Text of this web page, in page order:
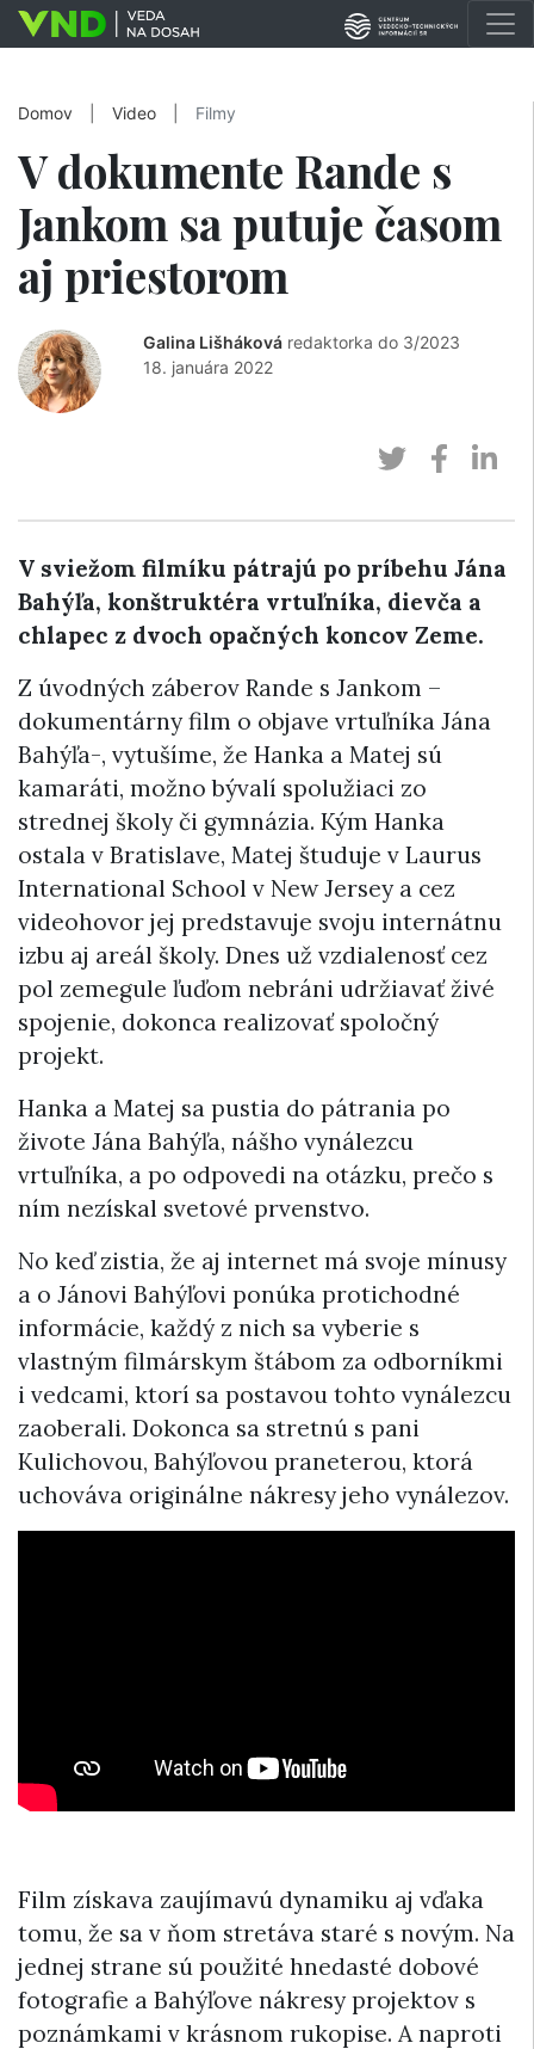
Domov Video Filmy
V dokumente Rande s
Jankom sa putuje časom
aj priestorom
Galina Lišháková redaktorka do 3/2023
18. januára 2022
V sviežom filmíku pátrajú po príbehu Jána
Bahýľa, konštruktéra vrtuľníka, dievča a
chlapec z dvoch opačných koncov Zeme.
Z úvodných záberov Rande s Jankom –
dokumentárny film o objave vrtuľníka Jána
Bahýľa-, vytušíme, že Hanka a Matej sú
kamaráti, možno bývalí spolužiaci zo
strednej školy či gymnázia. Kým Hanka
ostala v Bratislave, Matej študuje v Laurus
International School v New Jersey a cez
videohovor jej predstavuje svoju internátnu
izbu aj areál školy. Dnes už vzdialenosť cez
pol zemegule ľuďom nebráni udržiavať živé
spojenie, dokonca realizovať spoločný
projekt.
Hanka a Matej sa pustia do pátrania po
živote Jána Bahýľa, nášho vynálezcu
vrtuľníka, a po odpovedi na otázku, prečo s
ním nezískal svetové prvenstvo.
No keď zistia, že aj internet má svoje mínusy
a o Jánovi Bahýľovi ponúka protichodné
informácie, každý z nich sa vyberie s
vlastným filmárskym štábom za odborníkmi
i vedcami, ktorí sa postavou tohto vynálezcu
zaoberali. Dokonca sa stretnú s pani
Kulichovou, Bahýľovou praneterou, ktorá
uchováva originálne nákresy jeho vynálezov.
Film získava zaujímavú dynamiku aj vďaka
tomu, že sa v ňom stretáva staré s novým. Na
jednej strane sú použité hnedasté dobové
fotografie a Bahýľove nákresy projektov s
poznámkami v krásnom rukopise. A naproti